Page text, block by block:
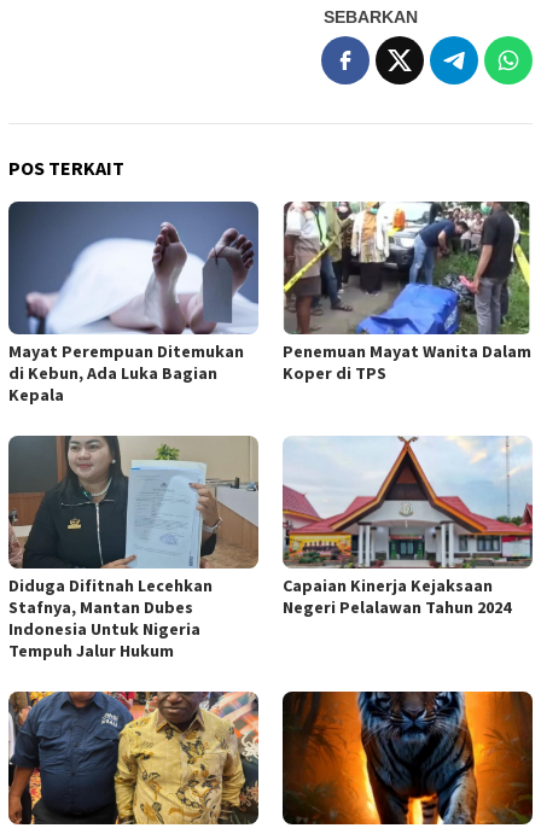
SEBARKAN
POS TERKAIT
Mayat Perempuan Ditemukan
di Kebun, Ada Luka Bagian
Kepala
Penemuan Mayat Wanita Dalam
Koper di TPS
Diduga Difitnah Lecehkan
Stafnya, Mantan Dubes
Indonesia Untuk Nigeria
Tempuh Jalur Hukum
Capaian Kinerja Kejaksaan
Negeri Pelalawan Tahun 2024